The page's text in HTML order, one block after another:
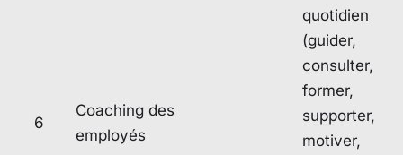
6
Coaching des
employés
quotidien
(guider,
consulter,
former,
supporter,
motiver,